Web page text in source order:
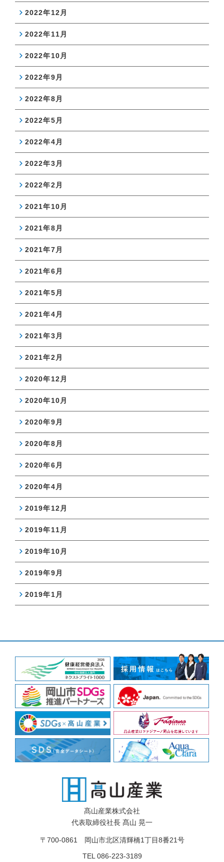
2022年12月
2022年11月
2022年10月
2022年9月
2022年8月
2022年5月
2022年4月
2022年3月
2022年2月
2021年10月
2021年8月
2021年7月
2021年6月
2021年5月
2021年4月
2021年3月
2021年2月
2020年12月
2020年10月
2020年9月
2020年8月
2020年6月
2020年4月
2019年12月
2019年11月
2019年10月
2019年9月
2019年1月
髙山産業株式会社
代表取締役社長 髙山 晃一
〒700-0861 岡山市北区清輝橋1丁目8番21号
TEL 086-223-3189